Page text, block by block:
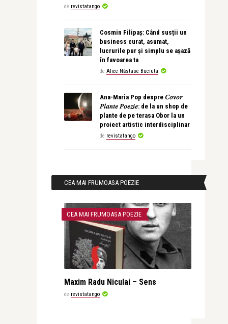
de revistatango
Cosmin Filipaș: Când susții un
business curat, asumat,
lucrurile pur și simplu se așază
în favoarea ta
de Alice Năstase Buciuta
Ana-Maria Pop despre 𝐶𝑜𝑣𝑜𝑟
𝑃𝑙𝑎𝑛𝑡𝑒 𝑃𝑜𝑒𝑧𝑖𝑒: de la un shop de
plante de pe terasa Obor la un
proiect artistic interdisciplinar
de revistatango
CEA MAI FRUMOASA POEZIE
CEA MAI FRUMOASA POEZIE
Maxim Radu Niculai – Sens
de revistatango